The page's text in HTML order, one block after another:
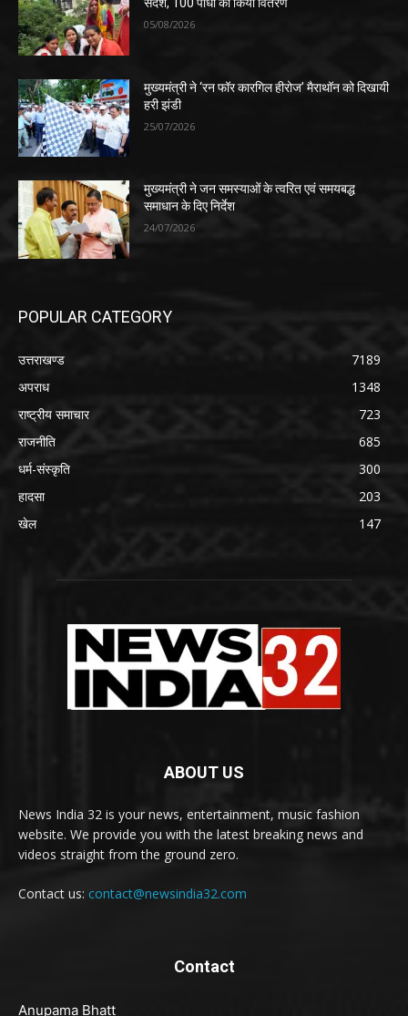
05/08/2026
मुख्यमंत्री ने ‘रन फॉर कारगिल हीरोज’ मैराथॉन को दिखायी
हरी झंडी
25/07/2026
मुख्यमंत्री ने जन समस्याओं के त्वरित एवं समयबद्ध
समाधान के दिए निर्देश
24/07/2026
POPULAR CATEGORY
उत्तराखण्ड
7189
अपराध
1348
राष्ट्रीय समाचार
723
राजनीति
685
धर्म-संस्कृति
300
हादसा
203
खेल
147
ABOUT US
News India 32 is your news, entertainment, music fashion
website. We provide you with the latest breaking news and
videos straight from the ground zero.
Contact us: contact@newsindia32.com
Contact
Anupama Bhatt